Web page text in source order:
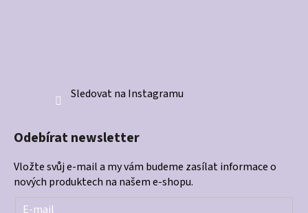
Sledovat na Instagramu
Odebírat newsletter
Vložte svůj e-mail a my vám budeme zasílat informace o
nových produktech na našem e-shopu.
E-mail